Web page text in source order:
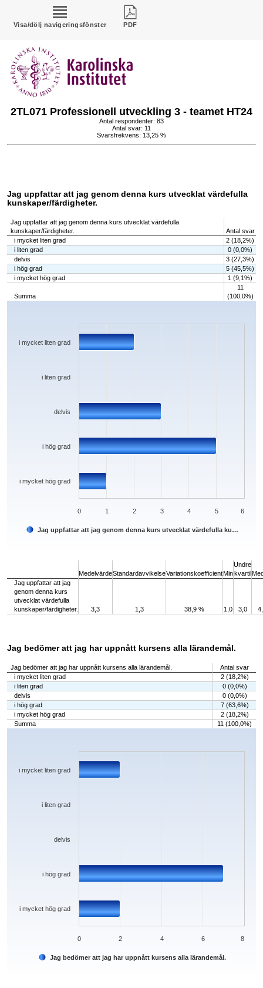
Visa/dölj navigeringsfönster PDF
2TL071 Professionell utveckling 3 - teamet HT24
Antal respondenter: 83
Antal svar: 11
Svarsfrekvens: 13,25 %
Jag uppfattar att jag genom denna kurs utvecklat värdefulla
kunskaper/färdigheter.
Jag uppfattar att jag genom denna kurs utvecklat värdefulla
kunskaper/färdigheter.
Antal svar
i mycket liten grad
2 (18,2%)
i liten grad
0 (0,0%)
delvis
3 (27,3%)
i hög grad
5 (45,5%)
i mycket hög grad
1 (9,1%)
Summa
11
(100,0%)
Chart
The chart has 1 X axis displaying categories.
The chart has 1 Y axis displaying values. Data ranges from 0 to 5.
Jag uppfattar att jag genom denna kurs utvecklat värdefulla ku…
i mycket hög grad
i hög grad
delvis
i liten grad
i mycket liten grad
0 1 2 3 4 5 6
MedelvärdeStandardavvikelseVariationskoefficientMin
Undre
kvartil
Jag uppfattar att jag
genom denna kurs
utvecklat värdefulla
kunskaper/färdigheter.
3,3 1,3 38,9 % 1,0 3,0
Jag bedömer att jag har uppnått kursens alla lärandemål.
Jag bedömer att jag har uppnått kursens alla lärandemål.
Antal svar
i mycket liten grad
2 (18,2%)
i liten grad
0 (0,0%)
delvis
0 (0,0%)
i hög grad
7 (63,6%)
i mycket hög grad
2 (18,2%)
Summa
11 (100,0%)
Chart
The chart has 1 X axis displaying categories.
The chart has 1 Y axis displaying values. Data ranges from 0 to 7.
Jag bedömer att jag har uppnått kursens alla lärandemål.
i mycket hög grad
i hög grad
delvis
i liten grad
i mycket liten grad
0 2 4 6 8